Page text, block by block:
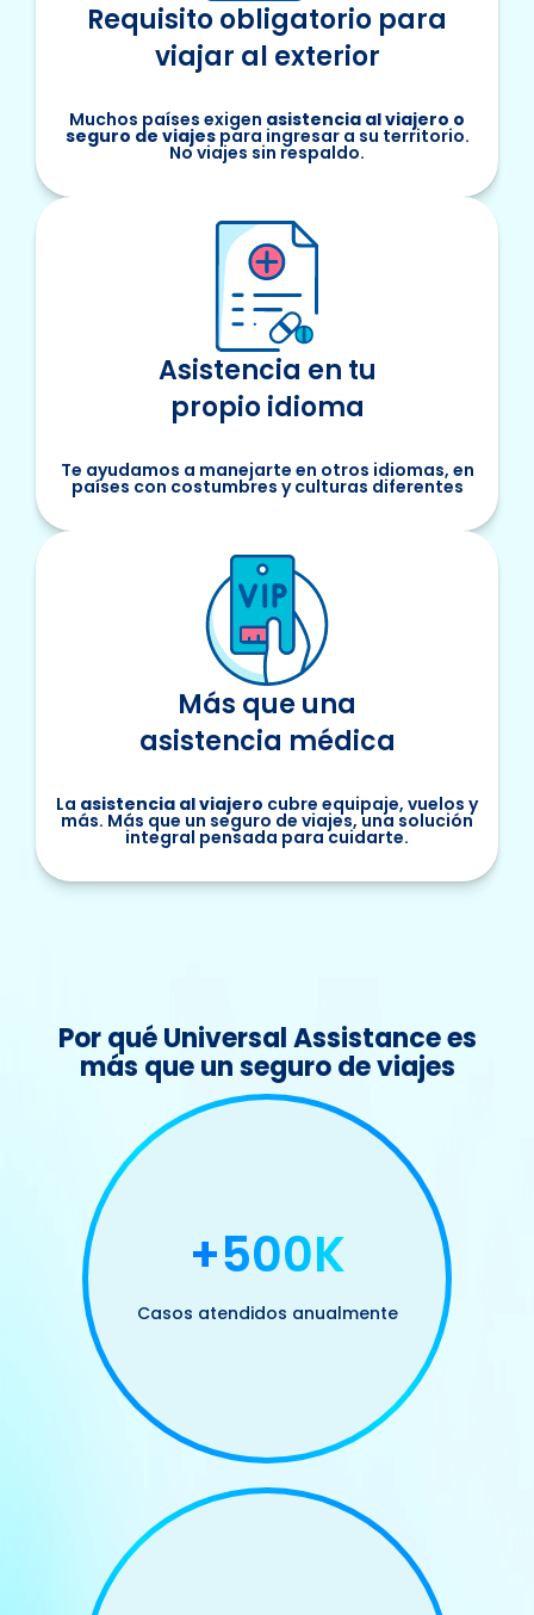
Requisito obligatorio para
viajar al exterior
Muchos países exigen asistencia al viajero o
seguro de viajespara ingresar a su territorio.
No viajes sin respaldo.
Asistencia en tu
propio idioma
Te ayudamos a manejarte en otros idiomas, en
países con costumbres y culturas diferentes
Más que una
asistencia médica
La asistencia al viajero cubre equipaje, vuelos y
más. Más que un seguro de viajes, una solución
integral pensada para cuidarte.
Por qué Universal Assistance es
más que un seguro de viajes
+500K
Casos atendidos anualmente